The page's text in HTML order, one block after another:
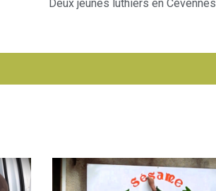
Deux jeunes luthiers en Cévennes